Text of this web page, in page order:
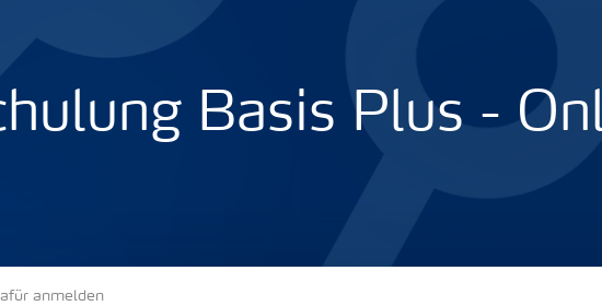
Basis Plus -
anmelden